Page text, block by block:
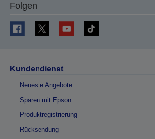
Folgen
Kundendienst
Neueste Angebote
Sparen mit Epson
Produktregistrierung
Rücksendung